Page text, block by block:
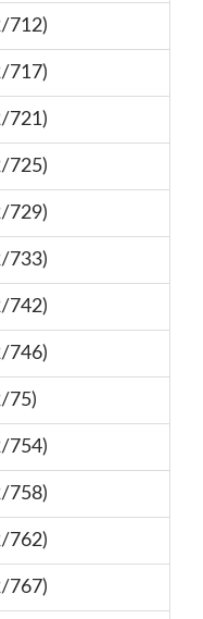
712)
717)
721)
725)
729)
733)
742)
746)
75)
754)
758)
762)
767)